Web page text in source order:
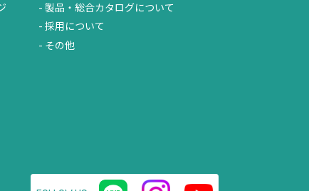
製品・総合カタログについて
採用について
その他